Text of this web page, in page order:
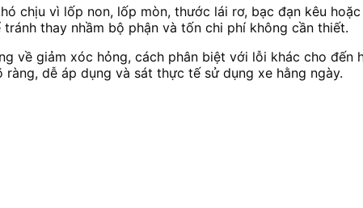
chịu vì lốp non, lốp mòn, thước lái rơ, bạc đạn kêu
thay nhầm bộ phận và tốn chi phí không cần thiết.
về giảm xóc hỏng, cách phân biệt với lỗi khác cho đến
dễ áp dụng và sát thực tế sử dụng xe hằng ngày.